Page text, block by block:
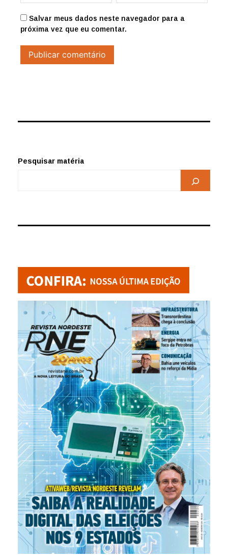
Salvar meus dados neste navegador para a
próxima vez que eu comentar.
Pesquisar matéria